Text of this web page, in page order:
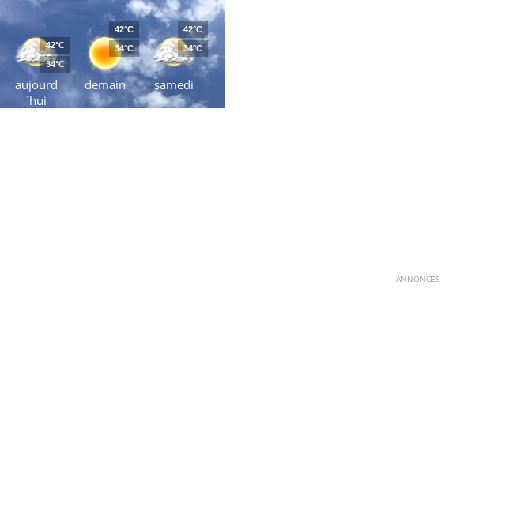
aujourd
´hui
42°C
34°C
demain
42°C
34°C
samedi
42°C
34°C
ANNONCES